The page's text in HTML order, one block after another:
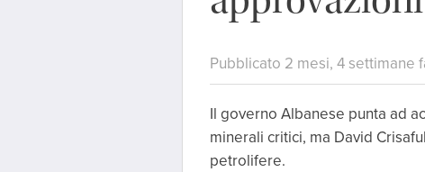
Pubblicato 2 mesi, 4 settimane
Il governo Albanese punta ad
minerali critici, ma David
petrolifere.